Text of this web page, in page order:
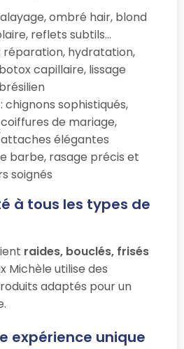
ombré hair, blond
reflets subtils…
réparation, hydratation,
botox capillaire, lissage
brésilien
: chignons sophistiqués,
coiffures de mariage,
attaches élégantes
barbe, rasage précis et
soignés
à tous les types de
raides, bouclés, frisés
Michèle utilise des
adaptés pour un
expérience unique